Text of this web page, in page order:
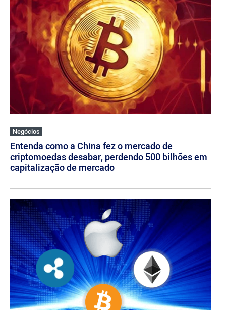
Negócios
Entenda como a China fez o mercado de
criptomoedas desabar, perdendo 500 bilhões em
capitalização de mercado